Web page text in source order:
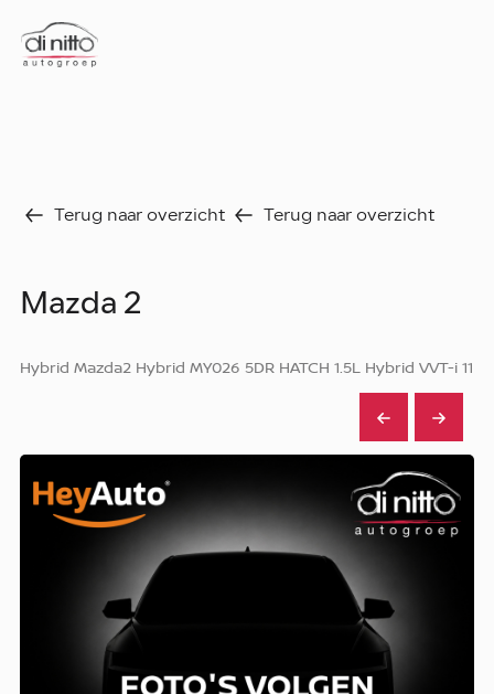
Aanbod
Verkocht
Faq
Carrosseriecenter
Contact
Terug naar overzicht Terug naar overzicht
Mazda 2
Hybrid Mazda2 Hybrid MY026 5DR HATCH 1.5L Hybrid VVT-i 11